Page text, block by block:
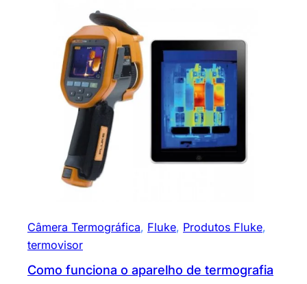
Câmera Termográfica, Fluke, Produtos Fluke
termovisor
Como funciona o aparelho de termografia